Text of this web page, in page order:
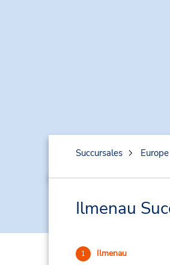
Succursales Europe
Ilmenau
1 Ilmenau